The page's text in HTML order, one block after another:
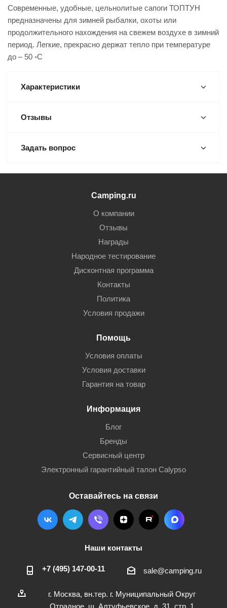
Современные, удобные, цельнолитые сапоги ТОПТУН
предназначены для зимней рыбалки, охоты или
продолжительного нахождения на свежем воздухе в зимний
период. Легкие, прекрасно держат тепло при температуре
до – 50 ◦С
Характеристики
Отзывы
Задать вопрос
Camping.ru
О компании
Отзывы
Награды
Народное тестирование
Дисконтная программа
Контакты
Политика
Условия продажи
Помощь
Условия оплаты
Условия доставки
Гарантия на товар
Информация
Блог
Бренды
Сервисный центр
Электронный гарантийный талон Calypso
Оставайтесь на связи
Наши контакты
+7 (495) 147-00-11 sale@camping.ru
г. Москва, вн.тер. г. Муниципальный Округ
Отрадное, ш. Алтуфьевское, д. 31, стр. 1